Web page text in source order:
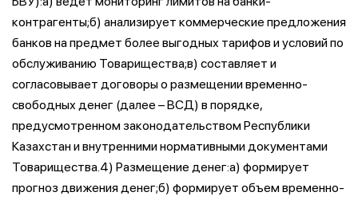
контрагенты;б) анализирует коммерческие предложения
банков на предмет более выгодных тарифов и условий по
обслуживанию Товарищества;в) составляет и
согласовывает договоры о размещении временно-
свободных денег (далее – ВСД) в порядке,
предусмотренном законодательством Республики
Казахстан и внутренними нормативными документами
Товарищества.4) Размещение денег:а) формирует
прогноз движения денег;б) формирует объем временно-